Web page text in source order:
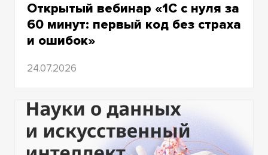
2002
2001
Открытый вебинар «1С с нуля за
60 минут: первый код без страха
и ошибок»
24.07.2026